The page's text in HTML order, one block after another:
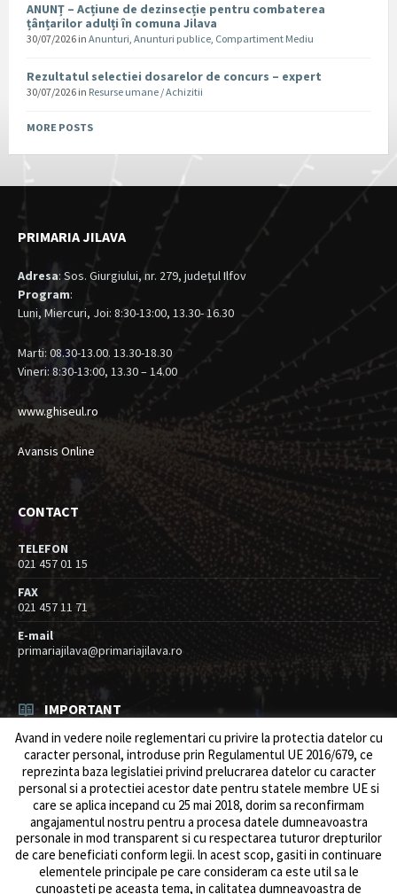
ANUNȚ – Acțiune de dezinsecție pentru combaterea
țânțarilor adulți în comuna Jilava
30/07/2026 in Anunturi, Anunturi publice, Compartiment Mediu
Rezultatul selectiei dosarelor de concurs – expert
30/07/2026 in Resurse umane / Achizitii
MORE POSTS
PRIMARIA JILAVA
Adresa: Sos. Giurgiului, nr. 279, judeţul Ilfov
Program:
Luni, Miercuri, Joi: 8:30-13:00, 13.30- 16.30
Marti: 08.30-13.00. 13.30-18.30
Vineri: 8:30-13:00, 13.30 – 14.00
www.ghiseul.ro
Avansis Online
CONTACT
TELEFON
021 457 01 15
FAX
021 457 11 71
E-mail
primariajilava@primariajilava.ro
IMPORTANT
Rezultat concurs expert – proba scrisa
06/08/2026 inResurse umane / Achizitii
Anunt concurs
05/08/2026 Resurse umane / Achizitii
Avand in vedere noile reglementari cu privire la protectia datelor cu
caracter personal, introduse prin Regulamentul UE 2016/679, ce
reprezinta baza legislatiei privind prelucrarea datelor cu caracter
personal si a protectiei acestor date pentru statele membre UE si
care se aplica incepand cu 25 mai 2018, dorim sa reconfirmam
angajamentul nostru pentru a procesa datele dumneavoastra
personale in mod transparent si cu respectarea tuturor drepturilor
de care beneficiati conform legii. ln acest scop, gasiti in continuare
elementele principale pe care consideram ca este util sa le
cunoasteti pe aceasta tema, in calitatea dumneavoastra de